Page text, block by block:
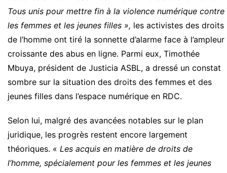
Tous unis pour mettre fin à la violence numérique contre
les femmes et les jeunes filles », les activistes des droits
de l’homme ont tiré la sonnette d’alarme face à l’ampleur
croissante des abus en ligne. Parmi eux, Timothée
Mbuya, président de Justicia ASBL, a dressé un constat
sombre sur la situation des droits des femmes et des
jeunes filles dans l’espace numérique en RDC.
Selon lui, malgré des avancées notables sur le plan
juridique, les progrès restent encore largement
théoriques. « Les acquis en matière de droits de
l’homme, spécialement pour les femmes et les jeunes